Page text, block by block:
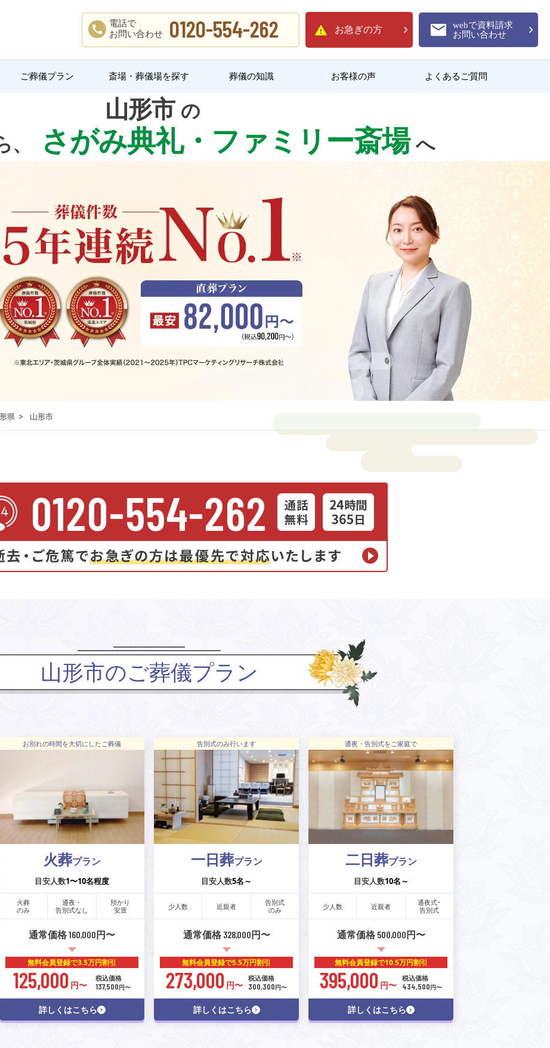
電話で
お問い合わせ
0120-554-262 お急ぎの方
webで資料請求
お問い合わせ
ご葬儀プラン 斎場・葬儀場を探す 葬儀の知識 お客様の声 よくあるご質問
山形市 の
、 さがみ典礼・ファミリー斎場 へ
県 山形市
0120-554-262
山形市のご葬儀プラン
お別れの時間を大切にしたご葬儀
火葬プラン
目安人数1〜10名程度
火葬
のみ
通夜・
告別式なし
預かり
安置
通常価格 160,000円〜
無料会員登録で3.5万円割引
125,000 円〜
税込価格
137,500円〜
詳しくはこちら
告別式のみ行います
一日葬プラン
目安人数5名～
少人数 近親者
告別式
のみ
通常価格 328,000円〜
無料会員登録で5.5万円割引
273,000 円〜
税込価格
300,300円〜
詳しくはこちら
通夜・告別式をご家庭で
二日葬プラン
目安人数10名～
少人数 近親者
通夜式･
告別式
通常価格 500,000円〜
無料会員登録で10.5万円割引
395,000 円〜
税込価格
434,500円〜
詳しくはこちら